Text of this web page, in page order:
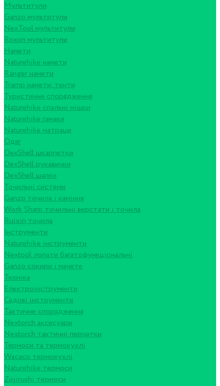
Мультитули
Ganzo мультитули
NexTool мультитули
Roxon мультитули
Намети
Naturehike намети
Ranger намети
Tramp намети, тенти
Туристичне спорядження
Naturehike спальні мішки
Naturehike гамаки
Naturehike матраци
Одяг
DexShell шкарпетки
DexShell рукавички
DexShell шапки
Точильні системи
Ganzo точила і каміння
Work Sharp точильні верстати і точила
Ruixin точила
Інструменти
Naturehike інструменти
Nextool лопати багатофункціональні
Ganzo сокири і мачете
Техніка
Електроінструменти
Садові інструменти
Тактичне спорядження
Nextorch аксесуари
Nextorch тактичні перчатки
Термоси та термокухлі
Wacaco термокухлі
Naturehike термоси
Zojirushi термоси